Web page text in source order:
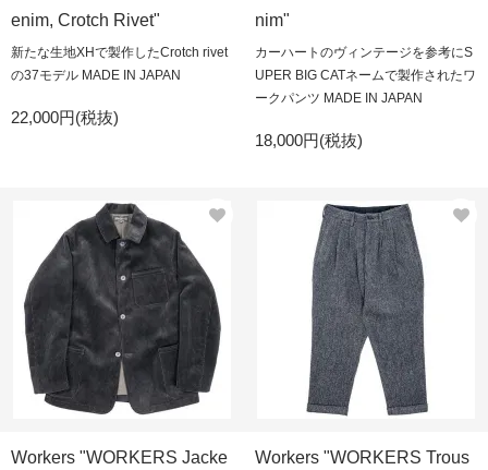
enim, Crotch Rivet"
新たな生地XHで製作したCrotch rivet
の37モデル MADE IN JAPAN
22,000円(税抜)
nim"
カーハートのヴィンテージを参考にS
UPER BIG CATネームで製作されたワ
ークパンツ MADE IN JAPAN
18,000円(税抜)
Workers "WORKERS Jacke
Workers "WORKERS Trous